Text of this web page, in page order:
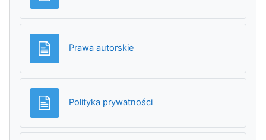
Prawa autorskie
Polityka prywatnościStrona